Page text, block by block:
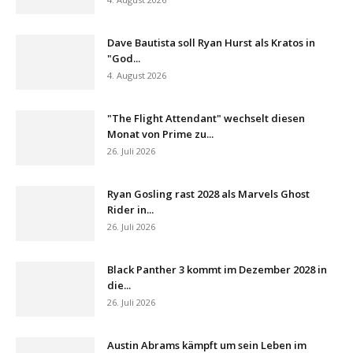
Dave Bautista soll Ryan Hurst als Kratos in
"God...
4. August 2026
"The Flight Attendant" wechselt diesen
Monat von Prime zu...
26. Juli 2026
Ryan Gosling rast 2028 als Marvels Ghost
Rider in...
26. Juli 2026
Black Panther 3 kommt im Dezember 2028 in
die...
26. Juli 2026
Austin Abrams kämpft um sein Leben im